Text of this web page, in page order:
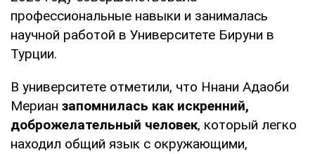
профессиональные навыки и занималась
научной работой в Университете Бируни в
Турции.
В университете отметили, что Ннани Адаоби
Мериан запомнилась как искренний,
доброжелательный человек, который легко
находил общий язык с окружающими,